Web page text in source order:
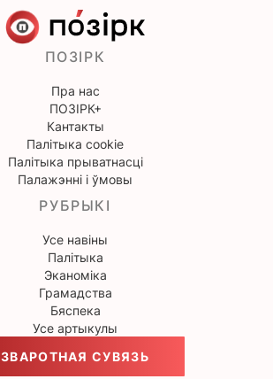
ПОЗІРК
Пра нас
ПОЗІРК+
Кантакты
Палітыка cookie
Палітыка прыватнасці
Палажэнні і ўмовы
РУБРЫКІ
Усе навіны
Палітыка
Эканоміка
Грамадства
Бяспека
Усе артыкулы
ЗВАРОТНАЯ СУВЯЗЬ